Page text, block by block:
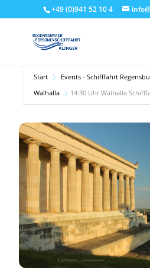
+49 (0)941 52 10 4
Start Events - Schifffahrt
Walhalla
14:30 Uhr Walhalla